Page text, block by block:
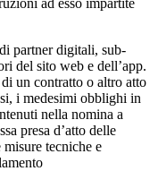
partner digitali, sub-
del sito web e dell’app.
un contratto o altro atto
i medesimi obblighi in
nella nomina a
presa d’atto delle
tecniche e